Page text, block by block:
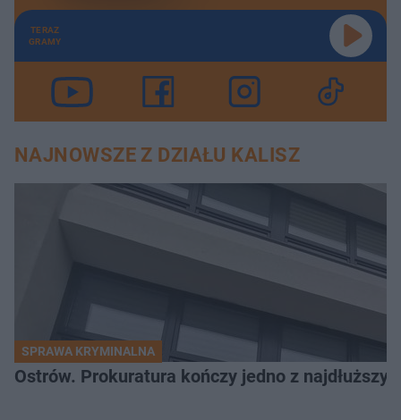
TERAZ
GRAMY
NAJNOWSZE Z DZIAŁU KALISZ
SPRAWA KRYMINALNA
Ostrów. Prokuratura kończy jedno z